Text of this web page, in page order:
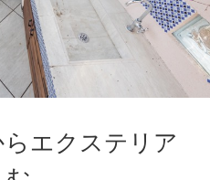
エクステリア